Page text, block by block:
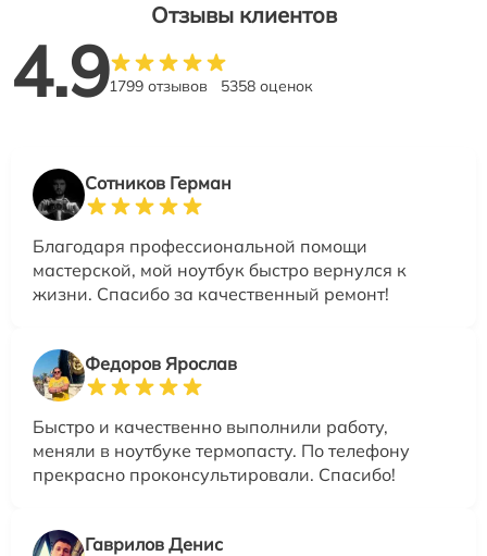
Отзывы клиентов
4.91799 отзывов 5358 оценок
Сотников Герман
Благодаря профессиональной помощи
мастерской, мой ноутбук быстро вернулся к
жизни. Спасибо за качественный ремонт!
Федоров Ярослав
Быстро и качественно выполнили работу,
меняли в ноутбуке термопасту. По телефону
прекрасно проконсультировали. Спасибо!
Гаврилов Денис